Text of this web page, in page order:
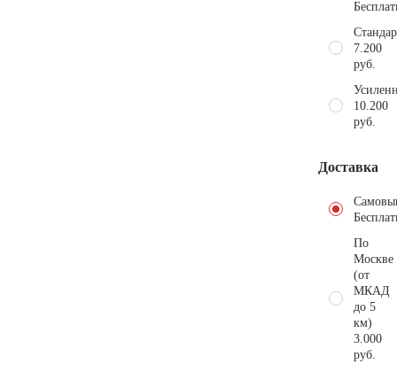
7.200
руб.
10.200
руб.
Доставка
По
Москве
(от
МКАД
до 5
км)
3.000
руб.